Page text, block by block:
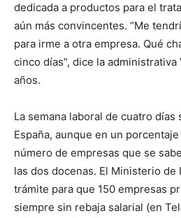
dedicada a productos para el
aún más convincentes. “Me
para irme a otra empresa. Qué
cinco días”, dice la
años.
La semana laboral de cuatro días
España, aunque en un
número de empresas que se
las dos docenas. El Ministerio
trámite para que 150 empresas
siempre sin rebaja salarial (en